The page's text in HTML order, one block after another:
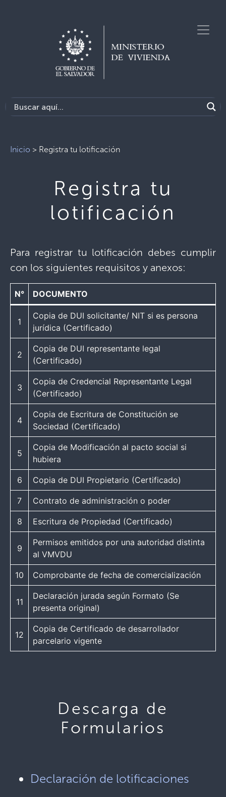
Inicio > Registra tu lotificación
Registra tu
lotificación
Para registrar tu lotificación debes cumplir
con los siguientes requisitos y anexos:
N° DOCUMENTO
1
Copia de DUI solicitante/ NIT si es persona
jurídica (Certificado)
2
Copia de DUI representante legal
(Certificado)
3
Copia de Credencial Representante Legal
(Certificado)
4
Copia de Escritura de Constitución se
Sociedad (Certificado)
5
Copia de Modificación al pacto social si
hubiera
6 Copia de DUI Propietario (Certificado)
7 Contrato de administración o poder
8 Escritura de Propiedad (Certificado)
9
Permisos emitidos por una autoridad distinta
al VMVDU
10 Comprobante de fecha de comercialización
11
Declaración jurada según Formato (Se
presenta original)
12
Copia de Certificado de desarrollador
parcelario vigente
Descarga de
Formularios
Declaración de lotificaciones